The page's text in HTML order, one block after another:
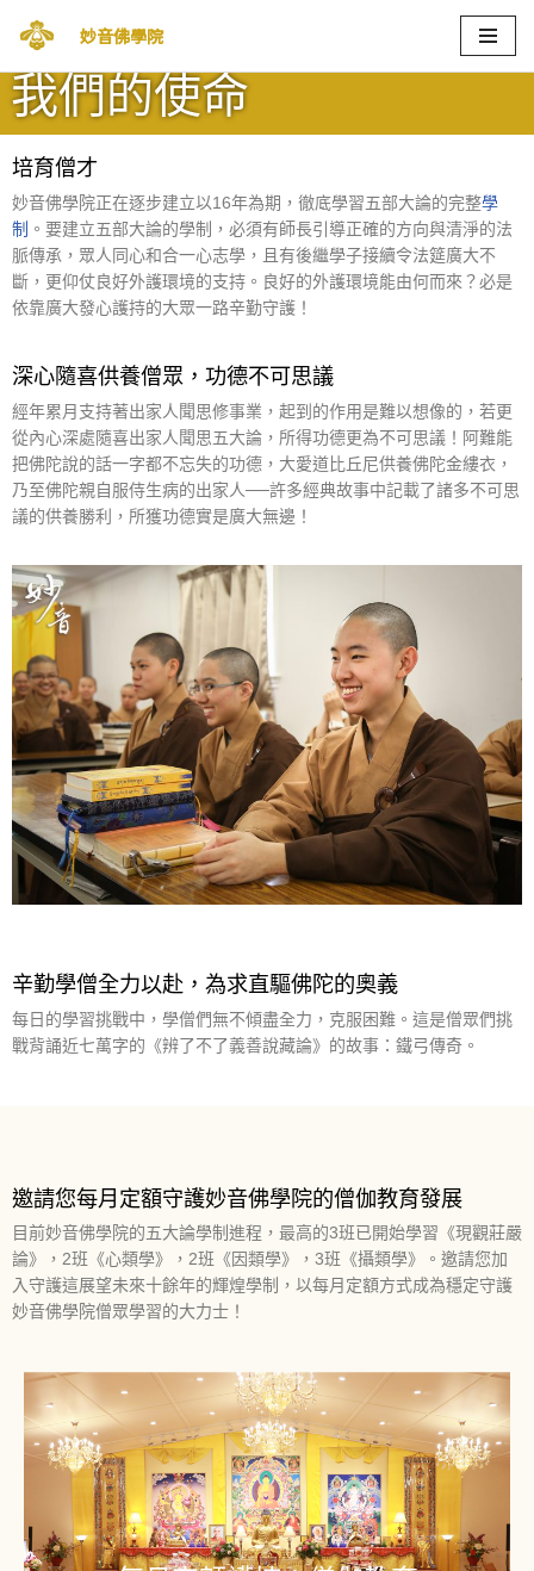
to
content
妙音佛學院
我們的使命
培育僧才
妙音佛學院正在逐步建立以16年為期，徹底學習五部大論的完整學
制 。要建立五部大論的學制，必須有師長引導正確的方向與清淨的法
脈傳承，眾人同心和合一心志學，且有後繼學子接續令法筵廣大不
斷，更仰仗良好外護環境的支持。良好的外護環境能由何而來？必是
依靠廣大發心護持的大眾一路辛勤守護！
深心隨喜供養僧眾，功德不可思議
經年累月支持著出家人聞思修事業，起到的作用是難以想像的，若更
從內心深處隨喜出家人聞思五大論，所得功德更為不可思議！阿難能
把佛陀說的話一字都不忘失的功德，大愛道比丘尼供養佛陀金縷衣，
乃至佛陀親自服侍生病的出家人──許多經典故事中記載了諸多不可思
議的供養勝利，所獲功德實是廣大無邊！
辛勤學僧全力以赴，為求直驅佛陀的奧義
每日的學習挑戰中，學僧們無不傾盡全力，克服困難。這是僧眾們挑
戰背誦近七萬字的《辨了不了義善說藏論》的故事：鐵弓傳奇。
邀請您每月定額守護妙音佛學院的僧伽教育發展
目前妙音佛學院的五大論學制進程，最高的3班已開始學習《現觀莊嚴
論》，2班《心類學》，2班《因類學》，3班《攝類學》。邀請您加
入守護這展望未來十餘年的輝煌學制，以每月定額方式成為穩定守護
妙音佛學院僧眾學習的大力士！